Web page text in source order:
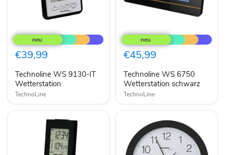
WS
9130-
IT
Wetterstation
€39,99
Technoline WS 9130-IT
Wetterstation
TechnoLine
WS
6750
Wetterstation
schwarz
€45,99
Technoline WS 6750
Wetterstation schwarz
TechnoLine